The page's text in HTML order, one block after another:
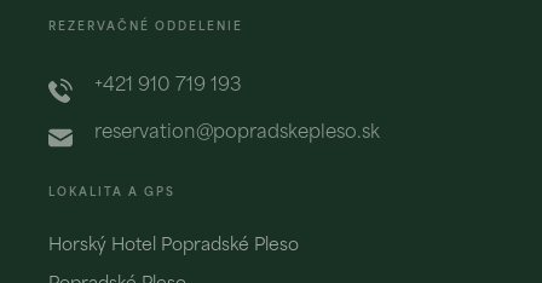
REZERVAČNÉ ODDELENIE
+421 910 719 193
reservation@popradskepleso.sk
LOKALITA A GPS
Horský Hotel Popradské Pleso